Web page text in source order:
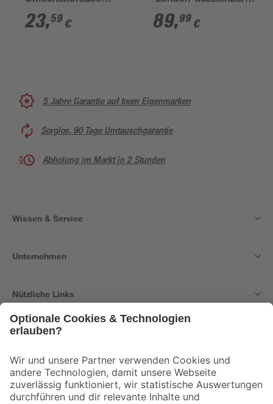
verchromt 1/2"
23,59 €
edelstahlfarben
89,99 €
5 Jahre Garantie auf toom Eigenmarken
Sorglos, 90 Tage Umtauschgarantie
Abholung im Markt in 2 Stunden
Wissen & Service
Unternehmen
Nützliche Links
Der toom Newsletter: Keine Angebote und Aktionen mehr verpassen!
Zur Newsletter Anmeldung